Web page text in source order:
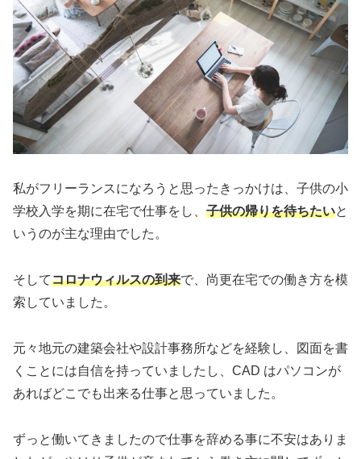
私がフリーランスになろうと思ったきっかけは、子供の小
学校入学を期に在宅で仕事をし、 子供の帰りを待ちたいと
いうのが主な理由でした。
そしてコロナウィルスの到来で、尚更在宅での働き方を模
索していました。
元々地元の建築会社や設計事務所などを経験し、図面を書
くことには自信を持っていましたし、CAD はパソコンが
あればどこでも出来る仕事と思っていました。
ずっと働いてきましたので仕事を辞める事に不安はありま